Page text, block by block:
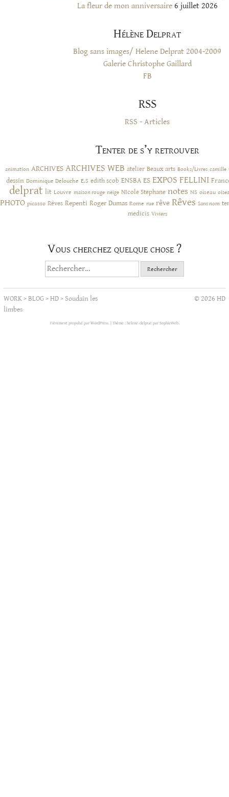
La fleur de mon anniversaire 6 juillet 2026
Hélène Delprat
Blog sans images/ Helene Delprat 2004-2009
Galerie Christophe Gaillard
FB
RSS
RSS - Articles
Tenter de s’y retrouver
animation ARCHIVES ARCHIVES WEB atelier Beaux arts Books/Livres camille
dessin Dominique Delouche E.S edith scob ENSBA ES EXPOS FELLINI
delprat lit Louvre maison rouge neige NIcole Stephane notes NS oiseau
PHOTO picasso Rêves Repenti Roger Dumas Rome rue rêve Rêves Sans nom
medicis Viviers
Vous cherchez quelque chose ?
Rechercher :
WORK>BLOG>HD> Soudain les
limbes
© 2026 HD
Fièrement propulsé par WordPress. Thème : helene-delprat par SophieWeb.